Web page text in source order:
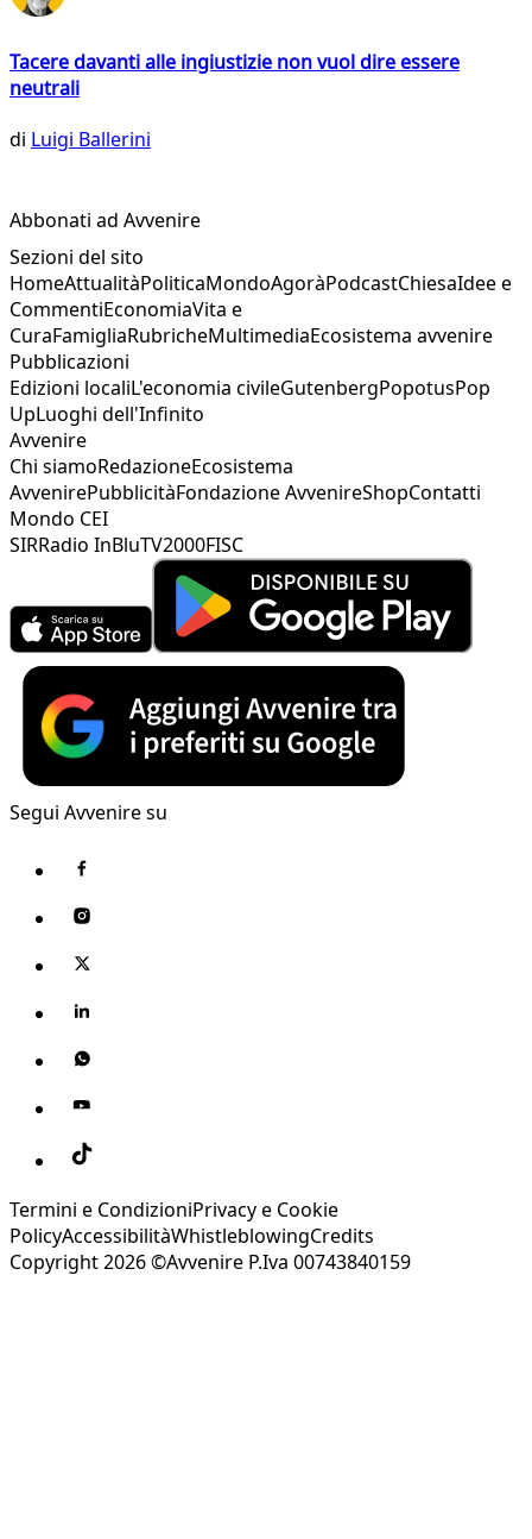
Tacere davanti alle ingiustizie non vuol dire essere
neutrali
di Luigi Ballerini
Abbonati ad Avvenire
Sezioni del sito
HomeAttualitàPoliticaMondoAgoràPodcastChiesaIdee e
CommentiEconomiaVita e
CuraFamigliaRubricheMultimediaEcosistema avvenire
Pubblicazioni
Edizioni localiL'economia civileGutenbergPopotusPop
UpLuoghi dell'Infinito
Avvenire
Chi siamoRedazioneEcosistema
AvvenirePubblicitàFondazione AvvenireShopContatti
Mondo CEI
SIRRadio InBluTV2000FISC
Segui Avvenire su
Termini e CondizioniPrivacy e Cookie
PolicyAccessibilitàWhistleblowingCredits
Copyright 2026 ©Avvenire P.Iva 00743840159